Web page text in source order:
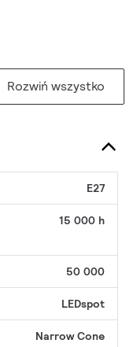
Rozwiń wszystko
E27
15 000 h
50 000
LEDspot
Narrow Cone